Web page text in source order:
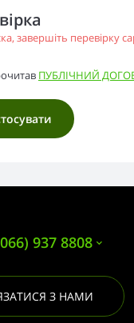
завершіть перевірку
ПУБЛІЧНИЙ
937 8808
З НАМИ